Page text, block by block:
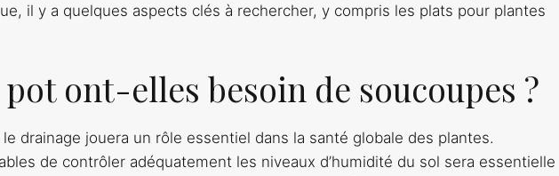
il y a quelques aspects clés à rechercher, y compris les plats pour plantes
ont-elles besoin de soucoupes ?
drainage jouera un rôle essentiel dans la santé globale des plantes.
de contrôler adéquatement les niveaux d’humidité du sol sera essentielle